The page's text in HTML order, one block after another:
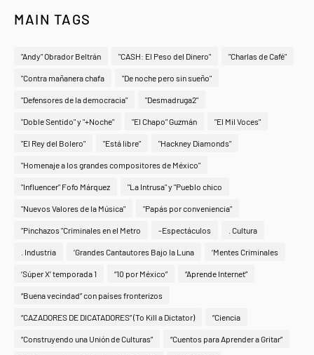
MAIN TAGS
"Andy" Obrador Beltrán "CASH: El Peso del Dinero" "Charlas de Café"
"Contra mañanera chafa "De noche pero sin sueño"
"Defensores de la democracia" "Desmadruga2"
"Doble Sentido" y "+Noche" "El Chapo" Guzmán "El Mil Voces"
"El Rey del Bolero" "Está libre" "Hackney Diamonds"
"Homenaje a los grandes compositores de México"
"Influencer" Fofo Márquez "La Intrusa" y "Pueblo chico
"Nuevos Valores de la Música" "Papás por conveniencia"
"Pinchazos "Criminales en el Metro -Espectáculos . Cultura
. Industria ‘Grandes Cantautores Bajo la Luna ‘Mentes Criminales
‘Súper X’ temporada 1 “10 por México” “Aprende Internet”
“Buena vecindad” con países fronterizos
“CAZADORES DE DICATADORES” (To Kill a Dictator) “Ciencia
“Construyendo una Unión de Culturas” “Cuentos para Aprender a Gritar”